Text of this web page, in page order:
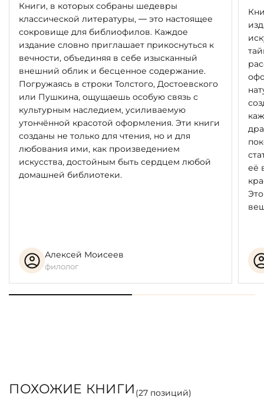
Книги, в которых собраны шедевры
классической литературы, — это настоящее
сокровище для библиофилов. Каждое
издание словно приглашает прикоснуться к
вечности, объединяя в себе изысканный
внешний облик и бесценное содержание.
Погружаясь в строки Толстого, Достоевского
или Пушкина, ощущаешь особую связь с
культурным наследием, усиливаемую
утончённой красотой оформления. Эти книги
созданы не только для чтения, но и для
любования ими, как произведением
искусства, достойным быть сердцем любой
домашней библиотеки.
Алексей Моисеев
филолог
её
ПОХОЖИЕ КНИГИ (27позиций)